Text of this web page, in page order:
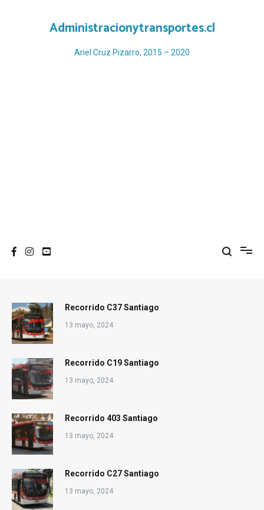
Administracionytransportes.cl
Ariel Cruz Pizarro, 2015 – 2020
Recorrido C37 Santiago
13 mayo, 2024
Recorrido C19 Santiago
13 mayo, 2024
Recorrido 403 Santiago
13 mayo, 2024
Recorrido C27 Santiago
13 mayo, 2024